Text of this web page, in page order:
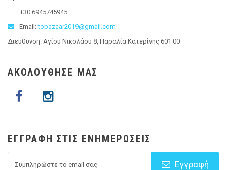
+30 6945745945
Email:tobazaar2019@gmail.com
Διεύθυνση: Αγίου Νικολάου 8, Παραλία Κατερίνης 601 00
ΑΚΟΛΟΥΘΗΣΕ ΜΑΣ
ΕΓΓΡΑΦΉ ΣΤΙΣ ΕΝΗΜΕΡΏΣΕΙΣ
Εγγραφή